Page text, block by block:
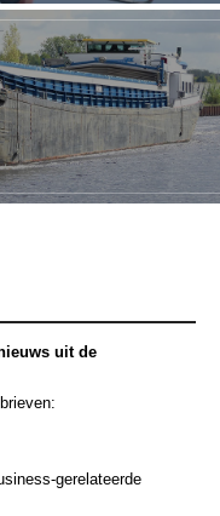
uit de
gerelateerde